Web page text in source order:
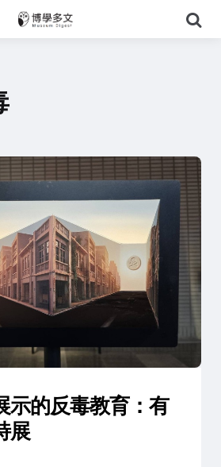
尋
示的反毒教育：有
展